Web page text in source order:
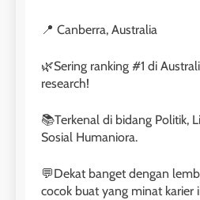
Nilai
LEIDEN
27
Daftar
LEIDEN
📍 Canberra, Australia
🌿Sering ranking #1 di
research!
📚Terkenal di bidang Politik,
Sosial Humaniora.
💬Dekat banget dengan
cocok buat yang minat karier